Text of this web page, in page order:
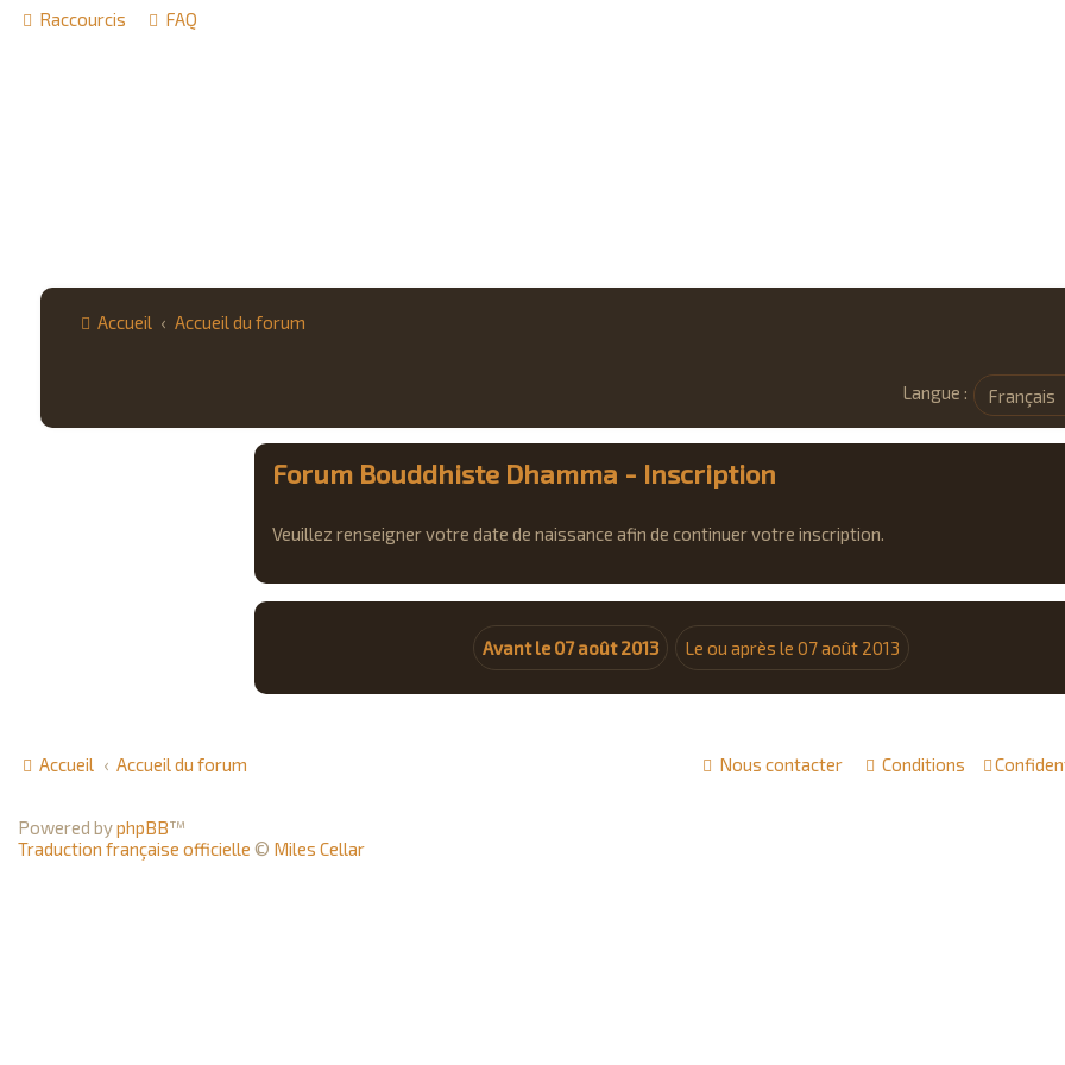
Raccourcis FAQ
Accueil Accueil du forum
Langue :
Forum Bouddhiste Dhamma - Inscription
Veuillez renseigner votre date de naissance afin de continuer votre inscription.
Avant le 07 août 2013 Le ou après le 07 août 2013
Accueil Accueil du forum Conditions
Nous contacter
Powered byphpBB™
Traduction française officielle © Miles Cellar